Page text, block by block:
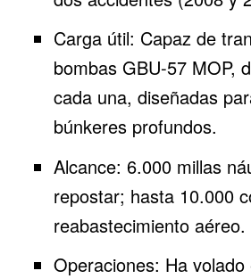
Carga útil: Capaz de
bombas GBU-57 MOP,
cada una, diseñadas
búnkeres profundos.
Alcance: 6.000 millas
repostar; hasta 10.000
reabastecimiento aéreo.
Operaciones: Ha volado